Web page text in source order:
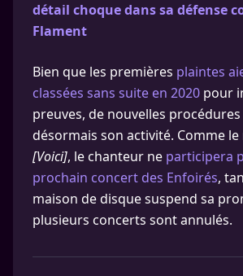
détail choque dans sa défense
Flament
Bien que les premières plaintes
classées sans suite en 2020 pour
preuves, de nouvelles
désormais son activité. Comme
[Voici], le chanteur ne participera
prochain concert des Enfoirés,
maison de disque suspend sa
plusieurs concerts sont annulés.